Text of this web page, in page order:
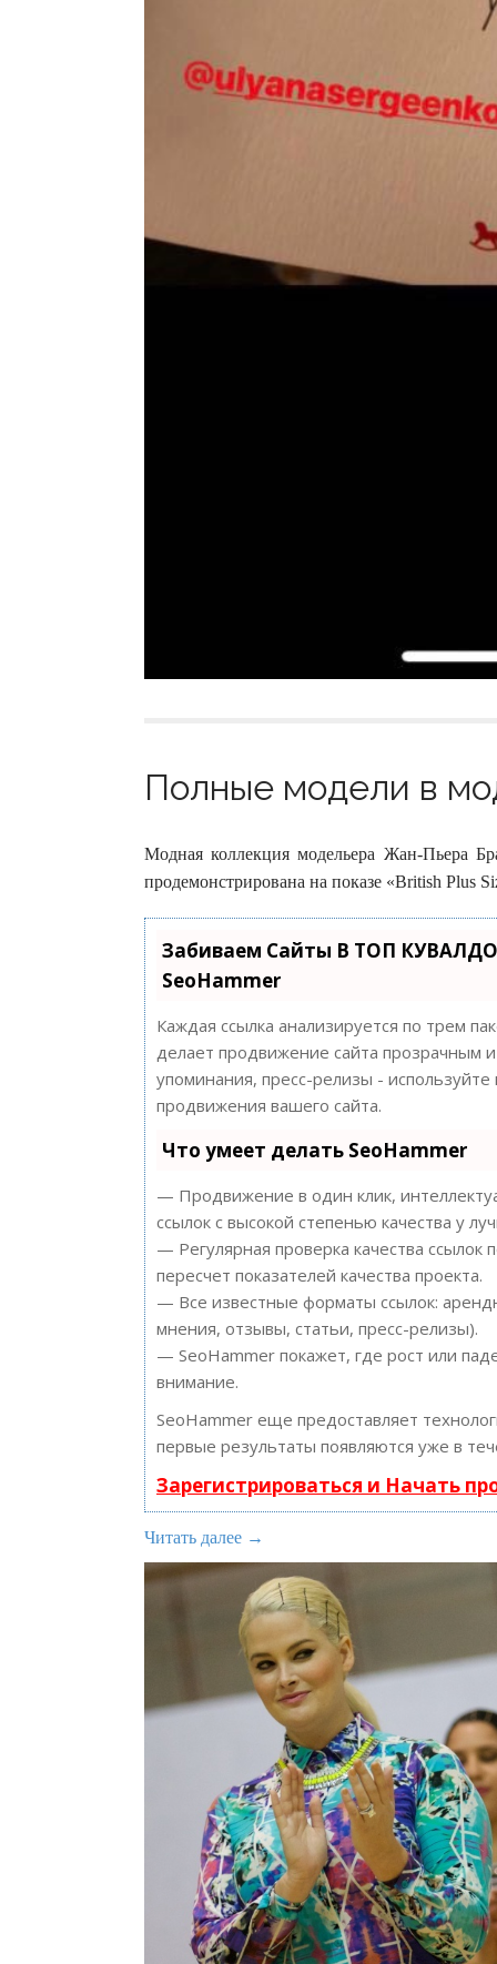
Полные модели в
Модная коллекция модельера Жан-Пьера
продемонстрирована на показе «British Plus
Забиваем Сайты В ТОП
SeoHammer
Каждая ссылка анализируется по трем
делает продвижение сайта прозрачным
упоминания, пресс-релизы -
продвижения вашего сайта.
Что умеет делать SeoHammer
— Продвижение в один клик,
ссылок с высокой степенью качества у
— Регулярная проверка качества
пересчет показателей качества проекта.
— Все известные форматы ссылок:
мнения, отзывы, статьи, пресс-релизы).
— SeoHammer покажет, где рост или
внимание.
SeoHammer еще предоставляет
первые результаты появляются уже в
Зарегистрироваться и Начать
Читать далее →